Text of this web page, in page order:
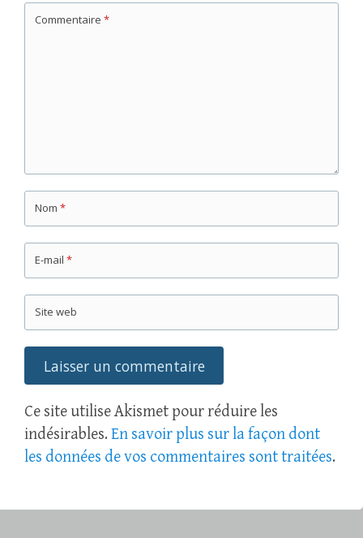
Commentaire *
Nom *
E-mail *
Site web
Ce site utilise Akismet pour réduire les
indésirables. En savoir plus sur la façon dont
les données de vos commentaires sont traitées.